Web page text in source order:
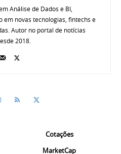
Análise de Dados e BI,
em novas tecnologias, fintechs e
Autor no portal de notícias
2018.
Cotações
MarketCap